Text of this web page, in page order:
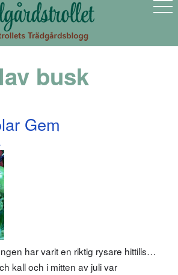
lav busk
Gem
har varit en riktig rysare hittills…
kall och i mitten av juli var